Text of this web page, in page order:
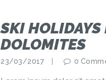
SKI
DOLOMITES
23/03/2017 0